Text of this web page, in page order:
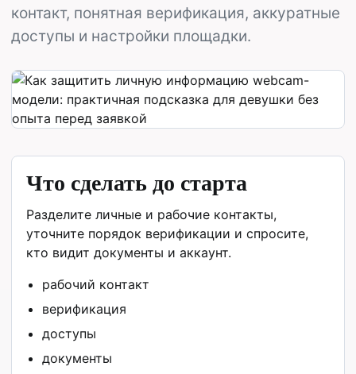
контакт, понятная верификация, аккуратные
доступы и настройки площадки.
Что сделать до старта
Разделите личные и рабочие контакты,
уточните порядок верификации и спросите,
кто видит документы и аккаунт.
рабочий контакт
верификация
доступы
документы